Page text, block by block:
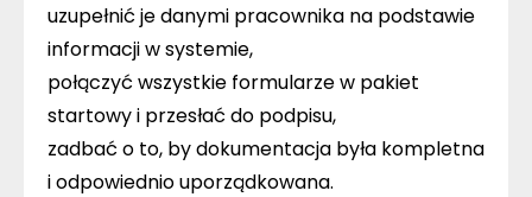
uzupełnić je danymi pracownika na podstawie
informacji w systemie,
połączyć wszystkie formularze w pakiet
startowy i przesłać do podpisu,
zadbać o to, by dokumentacja była kompletna
i odpowiednio uporządkowana.